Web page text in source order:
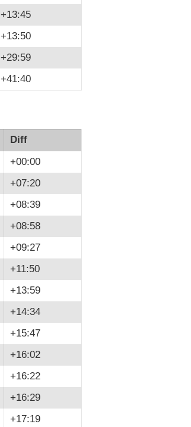
+13:45
+13:50
+29:59
+41:40
Diff
+00:00
+07:20
+08:39
+08:58
+09:27
+11:50
+13:59
+14:34
+15:47
+16:02
+16:22
+16:29
+17:19